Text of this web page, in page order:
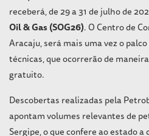
receberá, de 29 a 31 de julho de
Oil & Gas (SOG26). O Centro de
Aracaju, será mais uma vez o
técnicas, que ocorrerão de
gratuito.
Descobertas realizadas pela
apontam volumes relevantes de
Sergipe, o que confere ao estado